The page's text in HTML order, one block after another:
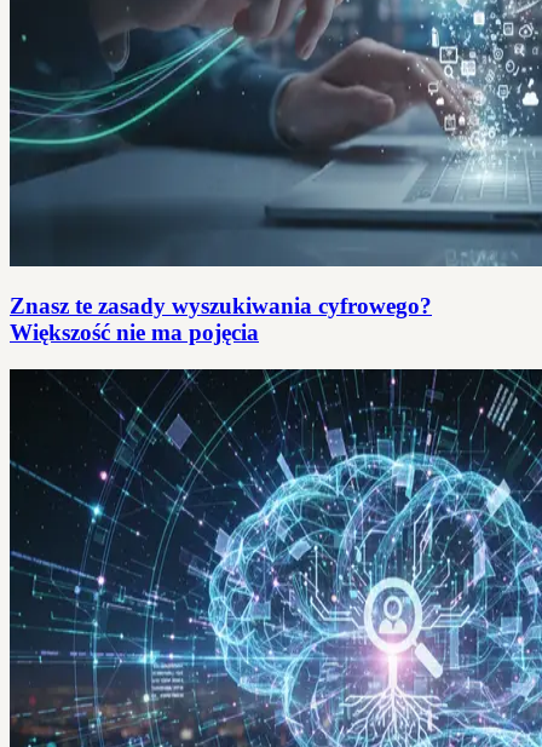
Znasz te zasady wyszukiwania cyfrowego?
Większość nie ma pojęcia